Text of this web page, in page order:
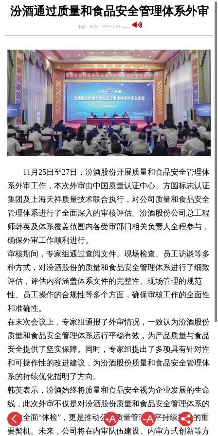
汾酒通过质量和食品安全管理体系外审
作者： 时间：2025-12-05 语音阅读：
11月25日至27日，汾酒股份开展质量和食品安全管理体
系外审工作，本次外审由中国质量认证中心、方圆标志认证
集团及上海天祥质量技术联合执行，对公司质量和食品安全
管理体系进行了全面深入的审核评估。汾酒股份公司总工程
师韩英及体系覆盖范围内各受审部门相关负责人全程参与，
确保外审工作顺利进行。
审核期间，专家组通过查阅文件、现场检查、员工访谈等多
种方式，对汾酒股份的质量和食品安全管理体系进行了细致
评估，评估内容涵盖体系文件的完整性、现场管理的规范
性、员工操作的合规性等多个方面，确保审核工作的全面性
和准确性。
在末次会议上，专家组通报了外审情况，一致认为汾酒股份
质量和食品安全管理体系运行平稳有效，为产品质量与食品
安全提供了坚实保障。同时，专家组提出了多项具有针对性
和可操作性的改进建议，为汾酒股份质量和食品安全管理体
系的持续优化指明了方向。
韩英表示，汾酒始终将质量和食品安全视为企业发展的生命
线，此次外审不仅是对汾酒股份质量和食品安全管理体系的
一次全面“体检”，更是推动公司质量管理水平持续提升的重
要契机。未来，公司将在内审队伍建设、内审方式创新等方